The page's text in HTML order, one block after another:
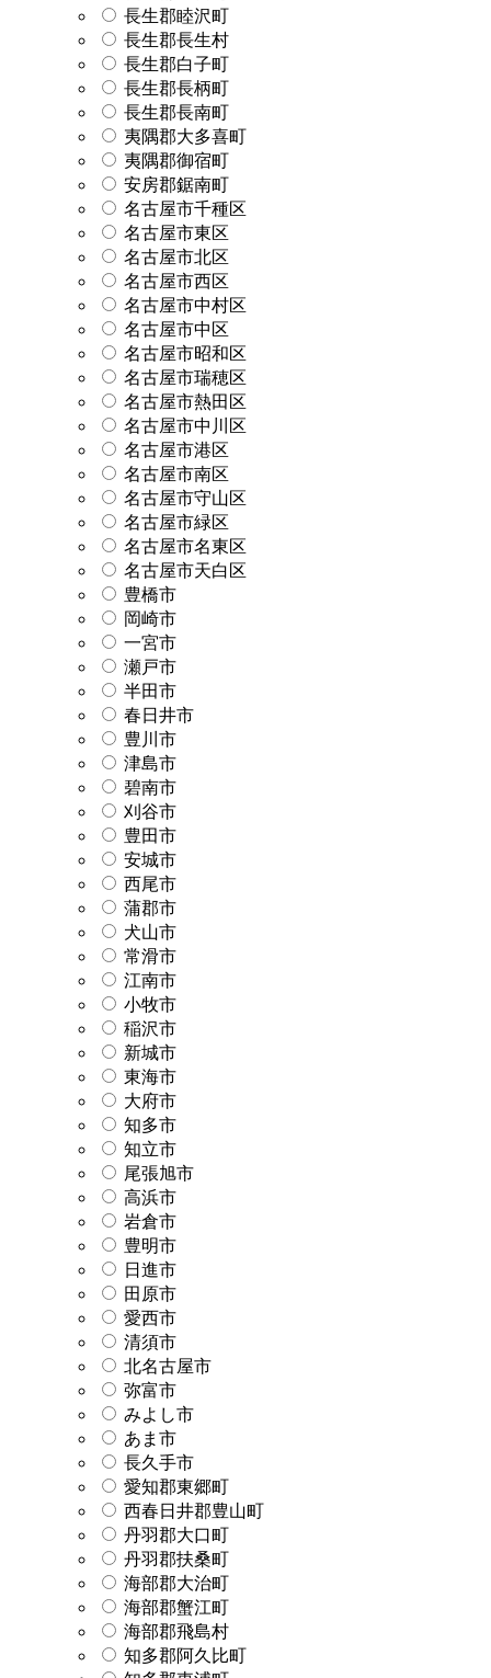
長生郡睦沢町
長生郡長生村
長生郡白子町
長生郡長柄町
長生郡長南町
夷隅郡大多喜町
夷隅郡御宿町
安房郡鋸南町
名古屋市千種区
名古屋市東区
名古屋市北区
名古屋市西区
名古屋市中村区
名古屋市中区
名古屋市昭和区
名古屋市瑞穂区
名古屋市熱田区
名古屋市中川区
名古屋市港区
名古屋市南区
名古屋市守山区
名古屋市緑区
名古屋市名東区
名古屋市天白区
豊橋市
岡崎市
一宮市
瀬戸市
半田市
春日井市
豊川市
津島市
碧南市
刈谷市
豊田市
安城市
西尾市
蒲郡市
犬山市
常滑市
江南市
小牧市
稲沢市
新城市
東海市
大府市
知多市
知立市
尾張旭市
高浜市
岩倉市
豊明市
日進市
田原市
愛西市
清須市
北名古屋市
弥富市
みよし市
あま市
長久手市
愛知郡東郷町
西春日井郡豊山町
丹羽郡大口町
丹羽郡扶桑町
海部郡大治町
海部郡蟹江町
海部郡飛島村
知多郡阿久比町